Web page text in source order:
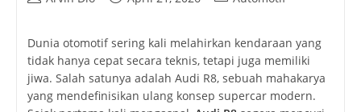
Dunia otomotif sering kali melahirkan kendaraan yang
tidak hanya cepat secara teknis, tetapi juga memiliki
jiwa. Salah satunya adalah Audi R8, sebuah mahakarya
yang mendefinisikan ulang konsep supercar modern.